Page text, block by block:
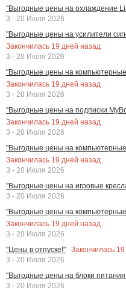
"Выгодные цены на охлаждение
3 - 20 Июля 2026
"Выгодные цены на усилители
Закончилась 19 дней назад
3 - 20 Июля 2026
"Выгодные цены на
Закончилась 19 дней назад
3 - 20 Июля 2026
"Выгодные цены на подписки
Закончилась 19 дней назад
3 - 20 Июля 2026
"Выгодные цены на
Закончилась 19 дней назад
3 - 20 Июля 2026
"Выгодные цены на игровые
3 - 20 Июля 2026
"Выгодные цены на
Закончилась 19 дней назад
3 - 20 Июля 2026
"Цены в отпуске!"
Закончилась 19
3 - 20 Июля 2026
"Выгодные цены на блоки питания
3 - 20 Июля 2026